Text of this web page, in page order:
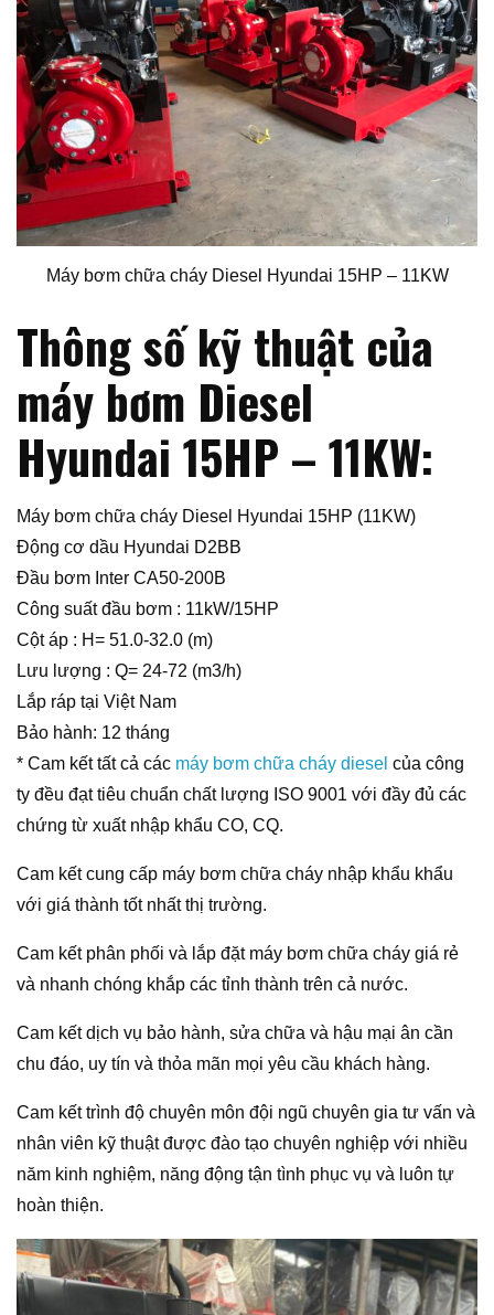
Máy bơm chữa cháy Diesel Hyundai 15HP – 11KW
Thông số kỹ thuật của
máy bơm Diesel
Hyundai 15HP – 11KW:
Máy bơm chữa cháy Diesel Hyundai 15HP (11KW)
Động cơ dầu Hyundai D2BB
Đầu bơm Inter CA50-200B
Công suất đầu bơm : 11kW/15HP
Cột áp : H= 51.0-32.0 (m)
Lưu lượng : Q= 24-72 (m3/h)
Lắp ráp tại Việt Nam
Bảo hành: 12 tháng
* Cam kết tất cả các máy bơm chữa cháy diesel của công
ty đều đạt tiêu chuẩn chất lượng ISO 9001 với đầy đủ các
chứng từ xuất nhập khẩu CO, CQ.
Cam kết cung cấp máy bơm chữa cháy nhập khẩu khẩu
với giá thành tốt nhất thị trường.
Cam kết phân phối và lắp đặt máy bơm chữa cháy giá rẻ
và nhanh chóng khắp các tỉnh thành trên cả nước.
Cam kết dịch vụ bảo hành, sửa chữa và hậu mại ân cần
chu đáo, uy tín và thỏa mãn mọi yêu cầu khách hàng.
Cam kết trình độ chuyên môn đội ngũ chuyên gia tư vấn và
nhân viên kỹ thuật được đào tạo chuyên nghiệp với nhiều
năm kinh nghiệm, năng động tận tình phục vụ và luôn tự
hoàn thiện.